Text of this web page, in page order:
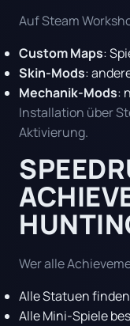
Auf Steam
Custom Maps:
Skin-Mods:
Mechanik-Mods:
Installation über
Aktivierung.
Wer alle
Alle Statuen
Alle Mini-Spiele